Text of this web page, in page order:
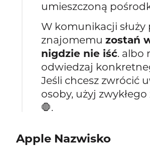
umieszczoną
W komunikacji służy
znajomemuzostań
nigdzie nie iść. albo
odwiedzaj
Jeśli chcesz zwrócić
osoby, użyj
🛑.
Apple Nazwisko